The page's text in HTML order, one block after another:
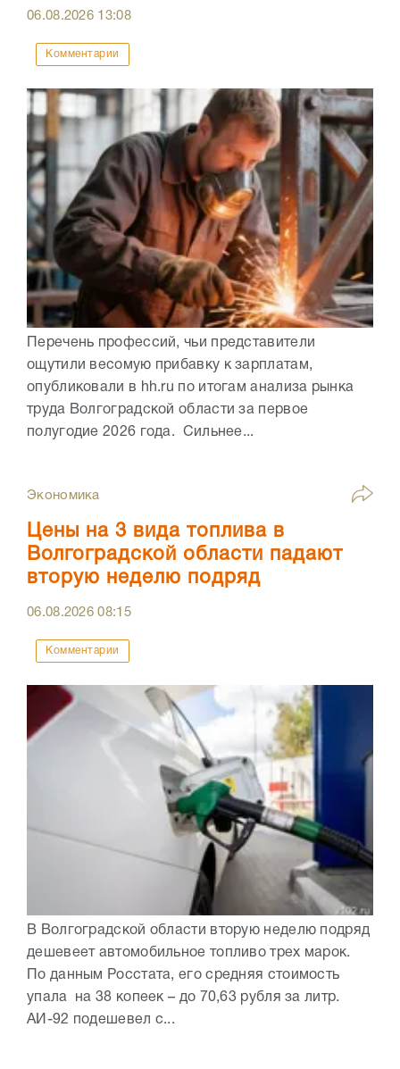
06.08.2026 13:08
Комментарии
Перечень профессий, чьи представители
ощутили весомую прибавку к зарплатам,
опубликовали в hh.ru по итогам анализа рынка
труда Волгоградской области за первое
полугодие 2026 года. Сильнее...
Экономика
Цены на 3 вида топлива в
Волгоградской области падают
вторую неделю подряд
06.08.202608:15
Комментарии
В Волгоградской области вторую неделю подряд
дешевеет автомобильное топливо трех марок.
По данным Росстата, его средняя стоимость
упала на 38 копеек – до 70,63 рубля за литр.
АИ-92 подешевел с...